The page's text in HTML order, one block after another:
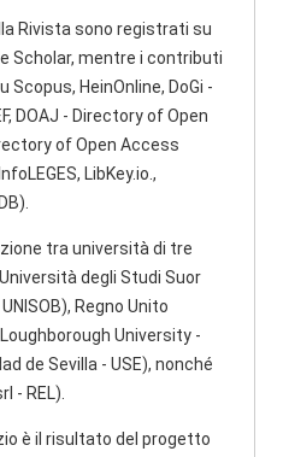
Rivista sono registrati su
Scholar, mentre i contributi
HeinOnline, DoGi -
DOAJ - Directory of Open
of Open Access
LibKey.io.,
tra università di tre
degli Studi Suor
Regno Unito
University -
de Sevilla - USE), nonché
- REL).
è il risultato del progetto